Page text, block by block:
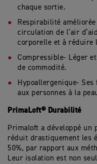
chaque sortie.
Respirabilité
circulation de l’air
corporelle et à réduire
Compressible- Léger
de commodité.
Hypoallergenique-
aux personnes à la
PrimaLoft® Durabilité
Primaloft a développé un
réduit drastiquement les
50%, par rapport aux
Leur isolation est non